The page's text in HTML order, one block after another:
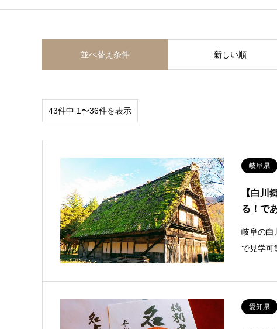
並べ替え条件 新しい順
43件中 1〜36件を表示
岐阜県
【白川
る！で
岐阜の白
で見学可
愛知県